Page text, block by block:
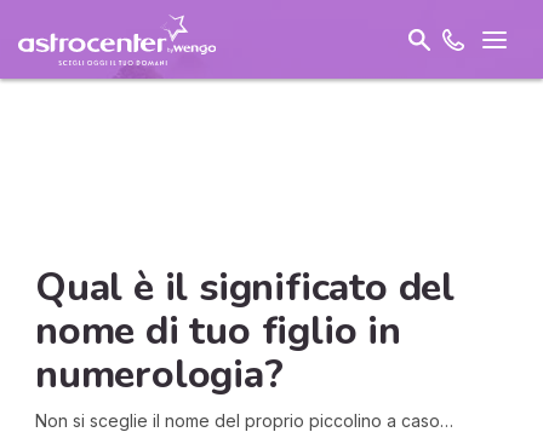
Qual è il significato del
nome di tuo figlio in
numerologia?
Non si sceglie il nome del proprio piccolino a caso…